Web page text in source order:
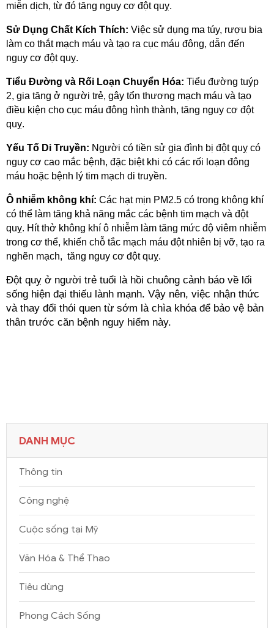
miễn dịch, từ đó tăng nguy cơ đột quỵ.
Sử Dụng Chất Kích Thích: Việc sử dụng ma túy, rượu bia
làm co thắt mạch máu và tạo ra cục máu đông, dẫn đến
nguy cơ đột quỵ.
Tiểu Đường và Rối Loạn Chuyển Hóa: Tiểu đường tuýp
2, gia tăng ở người trẻ, gây tổn thương mạch máu và tạo
điều kiện cho cục máu đông hình thành, tăng nguy cơ đột
quỵ.
Yếu Tố Di Truyền: Người có tiền sử gia đình bị đột quỵ có
nguy cơ cao mắc bệnh, đặc biệt khi có các rối loạn đông
máu hoặc bệnh lý tim mạch di truyền.
Ô nhiễm không khí: Các hạt mịn PM2.5 có trong không khí
có thể làm tăng khả năng mắc các bệnh tim mạch và đột
quỵ. Hít thở không khí ô nhiễm làm tăng mức độ viêm nhiễm
trong cơ thể, khiến chỗ tắc mạch máu đột nhiên bị vỡ, tạo ra
nghẽn mạch,  tăng nguy cơ đột quỵ.
Đột quỵ ở người trẻ tuổi là hồi chuông cảnh báo về lối
sống hiện đại thiếu lành mạnh. Vậy nên, việc nhận thức
và thay đổi thói quen từ sớm là chìa khóa để bảo vệ bản
thân trước căn bệnh nguy hiểm này.
DANH MỤC
Thông tin
Công nghệ
Cuộc sống tại Mỹ
Văn Hóa & Thể Thao
Tiêu dùng
Phong Cách Sống